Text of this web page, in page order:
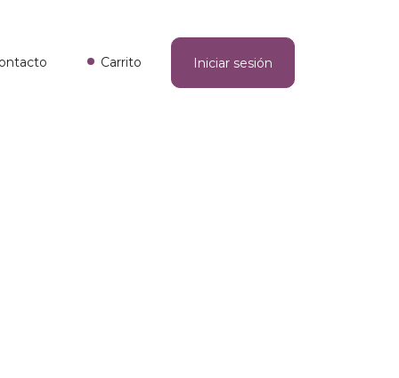
Carrito Iniciar sesión